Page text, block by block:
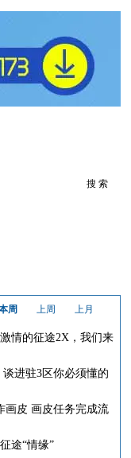
周 上周 上月
情的征途2X，我们来
进驻3区你必须懂的
画皮 画皮任务完成流
途“情缘”